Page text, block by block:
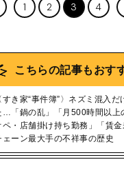
1 2 3 4
こちらの記事もおす
すき家“事件簿”〉ネズミ混入
…「鍋の乱」「月500時間以上
ペ・店舗掛け持ち勤務」「賃
ェーン最大手の不祥事の歴史